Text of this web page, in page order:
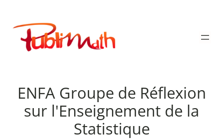
contenu
Publimath
ENFA Groupe de Réflexion
sur l'Enseignement de la
Statistique